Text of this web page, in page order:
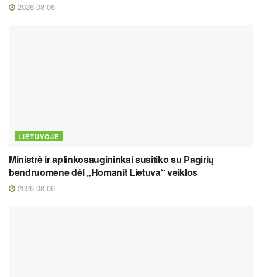
2026 08 06
LIETUVOJE
Ministrė ir aplinkosaugininkai susitiko su Pagirių
bendruomene dėl „Homanit Lietuva“ veiklos
2026 08 06